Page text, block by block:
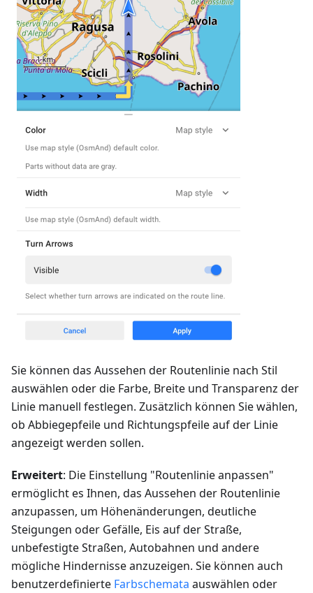
Sie können das Aussehen der Routenlinie nach Stil
auswählen oder die Farbe, Breite und Transparenz der
Linie manuell festlegen. Zusätzlich können Sie wählen,
ob Abbiegepfeile und Richtungspfeile auf der Linie
angezeigt werden sollen.
Erweitert: Die Einstellung "Routenlinie anpassen"
ermöglicht es Ihnen, das Aussehen der Routenlinie
anzupassen, um Höhenänderungen, deutliche
Steigungen oder Gefälle, Eis auf der Straße,
unbefestigte Straßen, Autobahnen und andere
mögliche Hindernisse anzuzeigen. Sie können auch
benutzerdefinierte Farbschemata auswählen oder